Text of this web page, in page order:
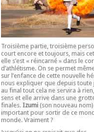
Troisième partie, troisième
court encore et toujours, mais
elle s’est « réincarné » dans le
d’athlétisme. On se permet
sur l’enfance de cette nouvelle
nous expliquer que depuis toute
au final tout cela ne servira à
sens et elle arrive dans une
finales. Izumi (son nouveau
important pour sortir de ce
monde. Vraiment ?